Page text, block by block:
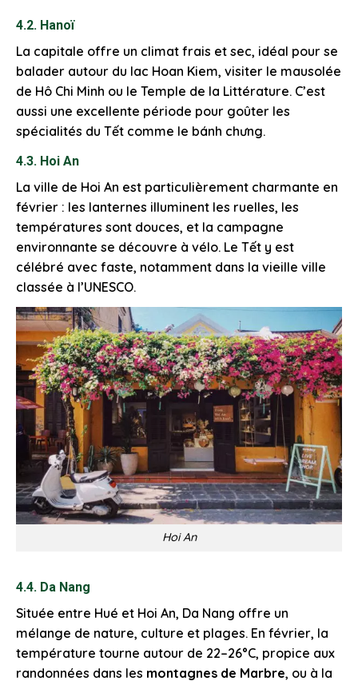
4.2. Hanoï
La capitale offre un climat frais et sec, idéal pour se
balader autour du lac Hoan Kiem, visiter le mausolée
de Hô Chi Minh ou le Temple de la Littérature. C’est
aussi une excellente période pour goûter les
spécialités du Tết comme le bánh chưng.
4.3. Hoi An
La ville de Hoi An est particulièrement charmante en
février : les lanternes illuminent les ruelles, les
températures sont douces, et la campagne
environnante se découvre à vélo. Le Tết y est
célébré avec faste, notamment dans la vieille ville
classée à l’UNESCO.
Hoi An
4.4. Da Nang
Située entre Hué et Hoi An, Da Nang offre un
mélange de nature, culture et plages. En février, la
température tourne autour de 22–26°C, propice aux
randonnées dans les montagnes de Marbre, ou à la